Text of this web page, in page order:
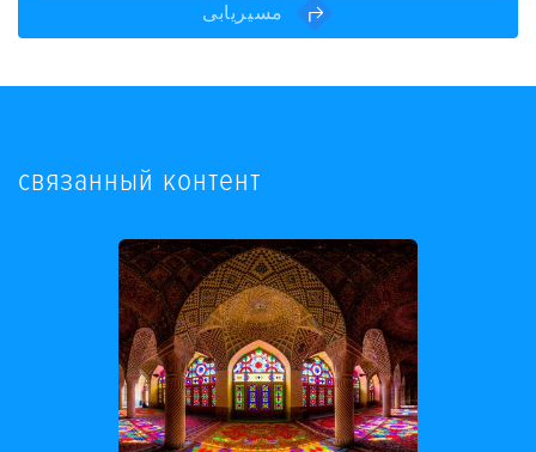
مسیریابی
связанный контент